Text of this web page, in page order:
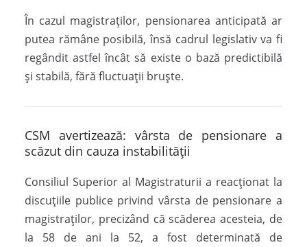
În cazul magistraților, pensionarea anticipată ar
putea rămâne posibilă, însă cadrul legislativ va fi
regândit astfel încât să existe o bază predictibilă
și stabilă, fără fluctuații bruște.
CSM avertizează: vârsta de pensionare a
scăzut din cauza instabilității
Consiliul Superior al Magistraturii a reacționat la
discuțiile publice privind vârsta de pensionare a
magistraților, precizând că scăderea acesteia, de
la 58 de ani la 52, a fost determinată de